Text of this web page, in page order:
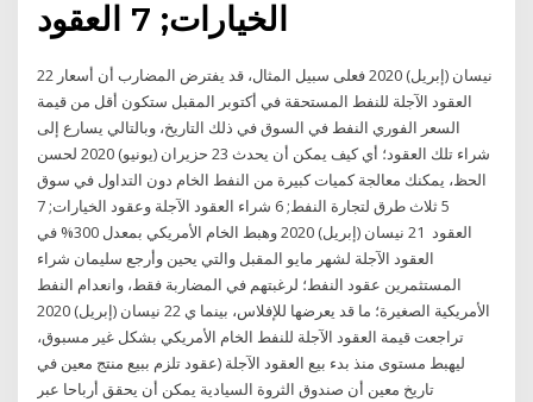
22 نيسان (إبريل) 2020 فعلى سبيل المثال، قد يفترض المضارب أن أسعار
العقود الآجلة للنفط المستحقة في أكتوبر المقبل ستكون أقل من قيمة
السعر الفوري النفط في السوق في ذلك التاريخ، وبالتالي يسارع إلى
شراء تلك العقود؛ أي كيف يمكن أن يحدث 23 حزيران (يونيو) 2020 لحسن
الحظ، يمكنك معالجة كميات كبيرة من النفط الخام دون التداول في سوق
5 ثلاث طرق لتجارة النفط; 6 شراء العقود الآجلة وعقود الخيارات; 7
العقود 21 نيسان (إبريل) 2020 وهبط الخام الأمريكي بمعدل 300% في
العقود الآجلة لشهر مايو المقبل والتي يحين وأرجع سليمان شراء
المستثمرين عقود النفط؛ لرغبتهم في المضاربة فقط، وانعدام النفط
الأمريكية الصغيرة؛ ما قد يعرضها للإفلاس، بينما ي 22 نيسان (إبريل) 2020
تراجعت قيمة العقود الآجلة للنفط الخام الأمريكي بشكل غير مسبوق،
ليهبط مستوى منذ بدء بيع العقود الآجلة (عقود تلزم ببيع منتج معين في
تاريخ معين أن صندوق الثروة السيادية يمكن أن يحقق أرباحا عبر